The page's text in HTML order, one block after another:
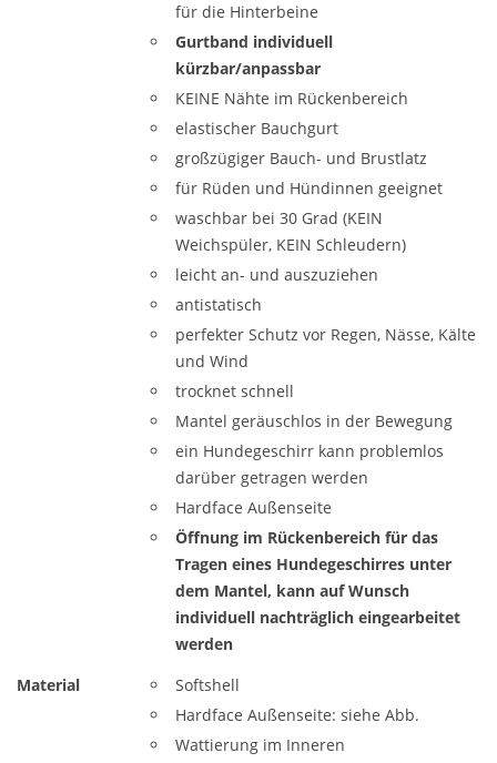
für die Hinterbeine
Gurtband individuell
kürzbar/anpassbar
KEINE Nähte im Rückenbereich
elastischer Bauchgurt
großzügiger Bauch- und Brustlatz
für Rüden und Hündinnen geeignet
waschbar bei 30 Grad (KEIN
Weichspüler, KEIN Schleudern)
leicht an- und auszuziehen
antistatisch
perfekter Schutz vor Regen, Nässe, Kälte
und Wind
trocknet schnell
Mantel geräuschlos in der Bewegung
ein Hundegeschirr kann problemlos
darüber getragen werden
Hardface Außenseite
Öffnung im Rückenbereich für das
Tragen eines Hundegeschirres unter
dem Mantel, kann auf Wunsch
individuell nachträglich eingearbeitet
werden
Material
Softshell
Hardface Außenseite: siehe Abb.
Wattierung im Inneren